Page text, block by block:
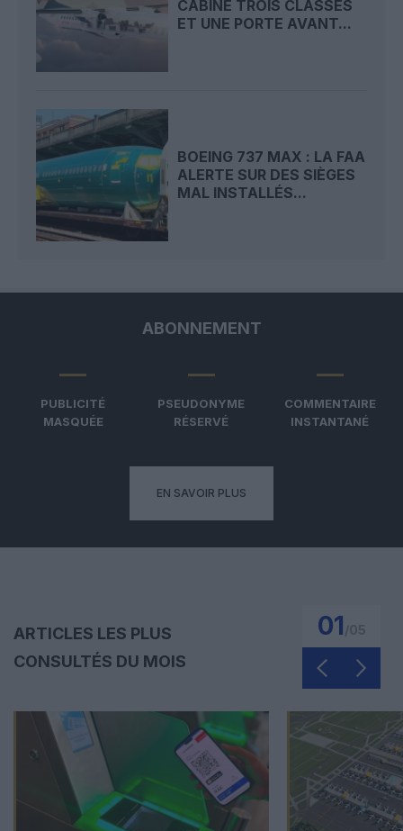
CABINE TROIS CLASSES
ET UNE PORTE AVANT...
BOEING 737 MAX : LA FAA
ALERTE SUR DES SIÈGES
MAL INSTALLÉS...
ABONNEMENT
PUBLICITÉ
MASQUÉE
PSEUDONYME
RÉSERVÉ
COMMENTAIRE
INSTANTANÉ
EN SAVOIR PLUS
ARTICLES LES PLUS
CONSULTÉS DU MOIS
01